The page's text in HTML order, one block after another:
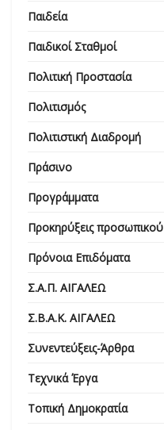
Παιδεία
Παιδικοί Σταθμοί
Πολιτική Προστασία
Πολιτισμός
Πολιτιστική Διαδρομή
Πράσινο
Προγράμματα
Προκηρύξεις προσωπικού
Πρόνοια Επιδόματα
Σ.Α.Π. ΑΙΓΑΛΕΩ
Σ.Β.Α.Κ. ΑΙΓΑΛΕΩ
Συνεντεύξεις-Άρθρα
Τεχνικά Έργα
Τοπική Δημοκρατία